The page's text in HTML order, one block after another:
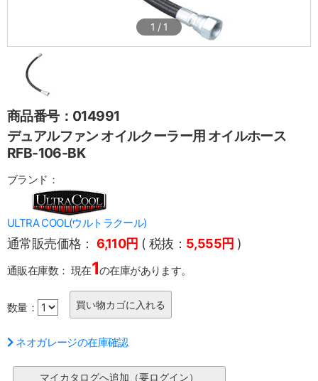
1 / 1
商品番号：014991
デュアルファン オイルクーラー用 オイルホース
RFB-106-BK
ブランド：
ULTRA COOL(ウルトラクール)
通常販売価格： 6,110円 ( 税抜： 5,555円 )
通販在庫数： 現在1の在庫があります。
数量：
ネオガレージの在庫確認